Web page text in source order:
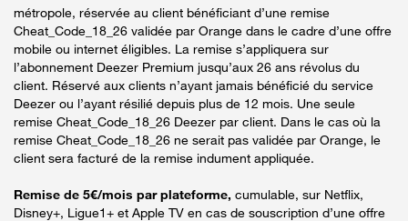
métropole, réservée au client bénéficiant d’une remise
Cheat_Code_18_26 validée par Orange dans le cadre d’une offre
mobile ou internet éligibles. La remise s’appliquera sur
l’abonnement Deezer Premium jusqu’aux 26 ans révolus du
client. Réservé aux clients n’ayant jamais bénéficié du service
Deezer ou l’ayant résilié depuis plus de 12 mois. Une seule
remise Cheat_Code_18_26 Deezer par client. Dans le cas où la
remise Cheat_Code_18_26 ne serait pas validée par Orange, le
client sera facturé de la remise indument appliquée.
Remise de 5€/mois par plateforme, cumulable, sur Netflix,
Disney+, Ligue1+ et Apple TV en cas de souscription d’une offre